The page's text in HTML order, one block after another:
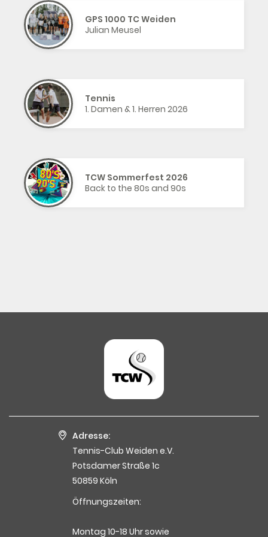
GPS 1000 TC Weiden
Julian Meusel
Tennis
1. Damen & 1. Herren 2026
TCW Sommerfest 2026
Back to the 80s and 90s
Adresse:
Tennis-Club Weiden e.V.
Potsdamer Straße 1c
50859 Köln
Öffnungszeiten:
Montag 10-18 Uhr sowie